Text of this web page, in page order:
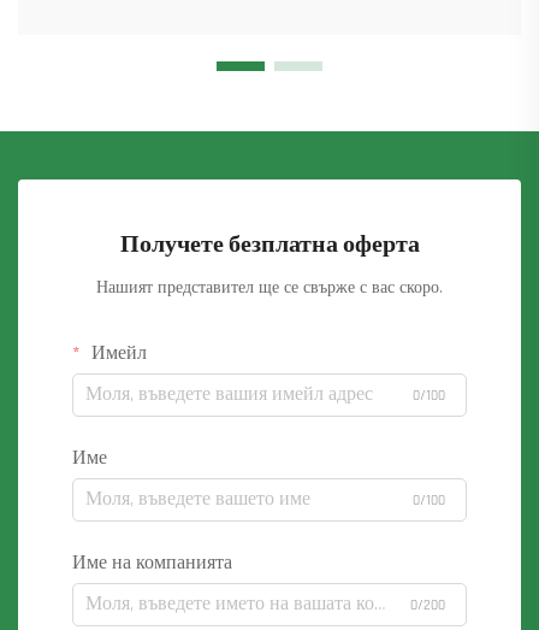
Получете безплатна оферта
Нашият представител ще се свърже с вас скоро.
Имейл
0/100
Име
0/100
Име на компанията
0/200